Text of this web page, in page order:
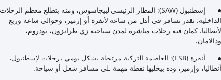
● إسطنبول (SAW): المطار الرئيسي لبيجاسوس، ومنه بتطلع معظم الرحلات
الداخلية. تقدر تسافر في أقل من ساعة لأنقرة أو إزمير، وحوالي ساعة وربع
لأنطاليا. كمان فيه رحلات مباشرة لمدن سياحية زي طرابزون، بودروم،
ودالامان.
● أنقرة (ESB): العاصمة التركية مرتبطة بشكل يومي برحلات لإسطنبول،
أنطاليا، وإزمير، وده بيخليها نقطة مهمة للي مسافر شغل أو سياحة.